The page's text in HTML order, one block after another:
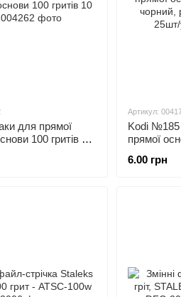
для прямої
100 гритів 10
Артикул:
Kodi №185
прямої
25шт/уп
6.00 грн